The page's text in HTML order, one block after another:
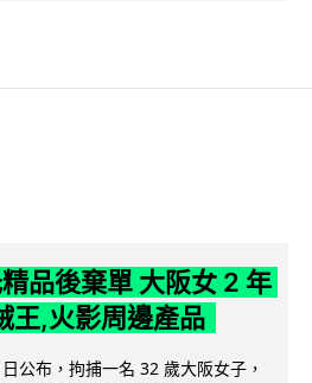
品後棄單 大阪女 2 年
王,火影周邊產品
公布，拘捕一名 32 歲大阪女子，